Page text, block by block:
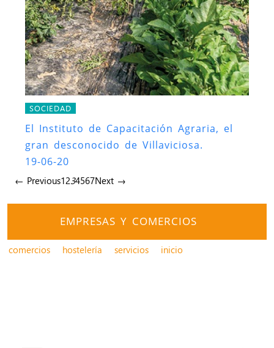
SOCIEDAD
El Instituto de Capacitación Agraria, el
gran desconocido de Villaviciosa.
19-06-20
← Previous1234567Next →
EMPRESAS Y COMERCIOS
comercios hostelería servicios inicio